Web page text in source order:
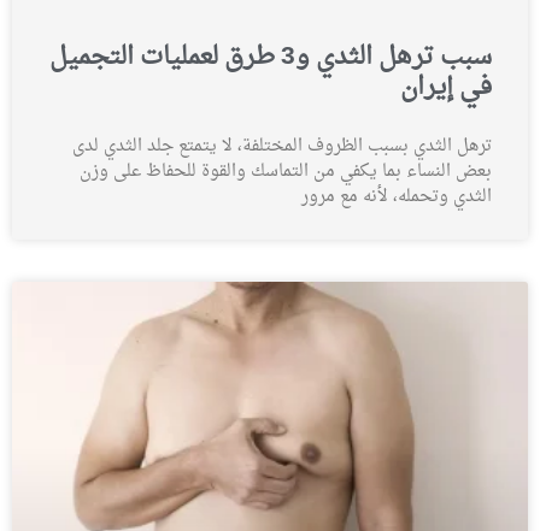
سبب ترهل الثدي و3 طرق لعمليات التجميل
في إيران
ترهل الثدي بسبب الظروف المختلفة، لا يتمتع جلد الثدي لدى
بعض النساء بما يكفي من التماسك والقوة للحفاظ على وزن
الثدي وتحمله، لأنه مع مرور